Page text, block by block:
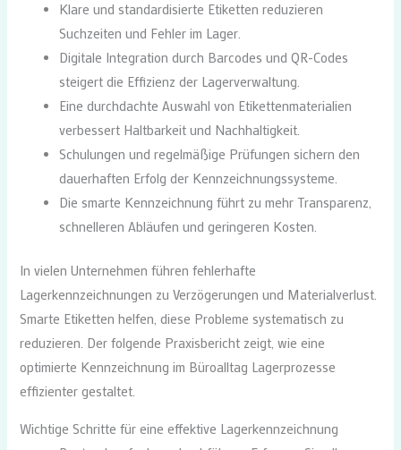
Klare und standardisierte Etiketten reduzieren
Suchzeiten und Fehler im Lager.
Digitale Integration durch Barcodes und QR-Codes
steigert die Effizienz der Lagerverwaltung.
Eine durchdachte Auswahl von Etikettenmaterialien
verbessert Haltbarkeit und Nachhaltigkeit.
Schulungen und regelmäßige Prüfungen sichern den
dauerhaften Erfolg der Kennzeichnungssysteme.
Die smarte Kennzeichnung führt zu mehr Transparenz,
schnelleren Abläufen und geringeren Kosten.
In vielen Unternehmen führen fehlerhafte
Lagerkennzeichnungen zu Verzögerungen und Materialverlust.
Smarte Etiketten helfen, diese Probleme systematisch zu
reduzieren. Der folgende Praxisbericht zeigt, wie eine
optimierte Kennzeichnung im Büroalltag Lagerprozesse
effizienter gestaltet.
Wichtige Schritte für eine effektive Lagerkennzeichnung